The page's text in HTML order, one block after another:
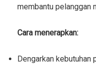
membantu pelanggan
Cara menerapkan:
Dengarkan kebutuhan